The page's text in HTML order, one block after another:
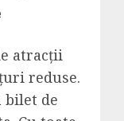
atracții
reduse.
bilet de